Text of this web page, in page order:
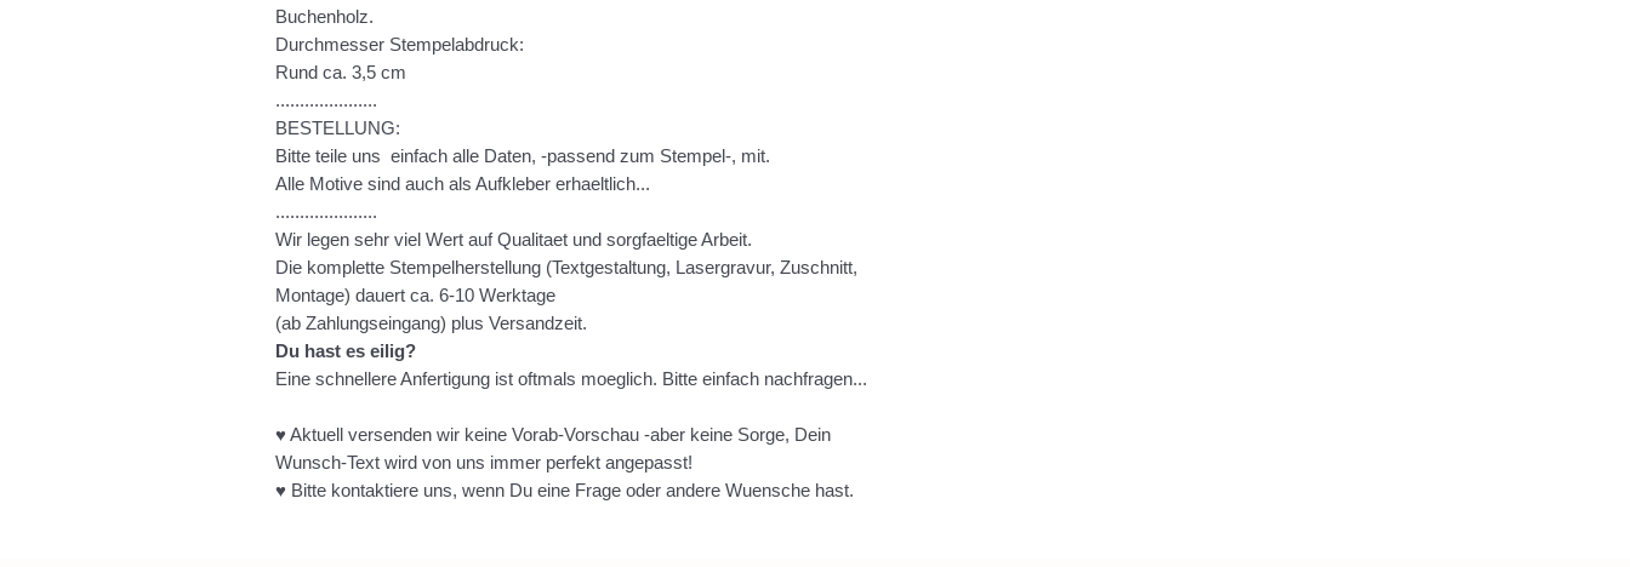
Buchenholz.
Durchmesser Stempelabdruck:
Rund ca. 3,5 cm
.....................
BESTELLUNG:
Bitte teile uns einfach alle Daten, -passend zum Stempel-, mit.
Alle Motive sind auch als Aufkleber erhaeltlich...
.....................
Wir legen sehr viel Wert auf Qualitaet und sorgfaeltige Arbeit.
Die komplette Stempelherstellung (Textgestaltung, Lasergravur, Zuschnitt,
Montage) dauert ca. 6-10 Werktage
(ab Zahlungseingang) plus Versandzeit.
Du hast es eilig?
Eine schnellere Anfertigung ist oftmals moeglich. Bitte einfach nachfragen...
♥ Aktuell versenden wir keine Vorab-Vorschau -aber keine Sorge, Dein
Wunsch-Text wird von uns immer perfekt angepasst!
♥ Bitte kontaktiere uns, wenn Du eine Frage oder andere Wuensche hast.